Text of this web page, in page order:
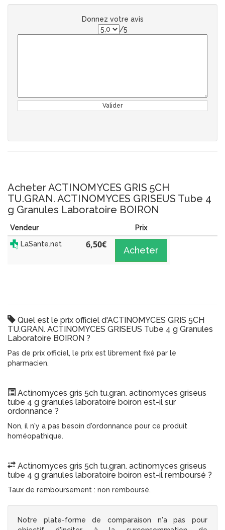
Donnez votre avis
/5
Valider
Acheter ACTINOMYCES GRIS 5CH
TU.GRAN. ACTINOMYCES GRISEUS Tube 4
g Granules Laboratoire BOIRON
Vendeur
Prix
LaSante.net
6,50€
Acheter
Quel est le prix officiel d'ACTINOMYCES GRIS 5CH
TU.GRAN. ACTINOMYCES GRISEUS Tube 4 g Granules
Laboratoire BOIRON ?
Pas de prix officiel, le prix est librement fixé par le
pharmacien.
Actinomyces gris 5ch tu.gran. actinomyces griseus
tube 4 g granules laboratoire boiron est-il sur
ordonnance ?
Non, il n'y a pas besoin d'ordonnance pour ce produit
homéopathique.
Actinomyces gris 5ch tu.gran. actinomyces griseus
tube 4 g granules laboratoire boiron est-il remboursé ?
Taux de remboursement : non remboursé.
Notre plate-forme de comparaison n'a pas pour